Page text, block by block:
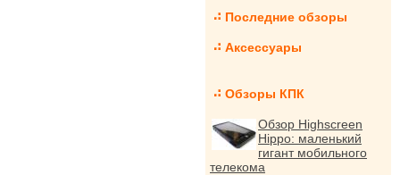
Последние обзоры
Аксессуары
Обзоры КПК
Обзор Highscreen
Hippo: маленький
гигант мобильного
телекома